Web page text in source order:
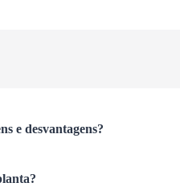
e desvantagens?